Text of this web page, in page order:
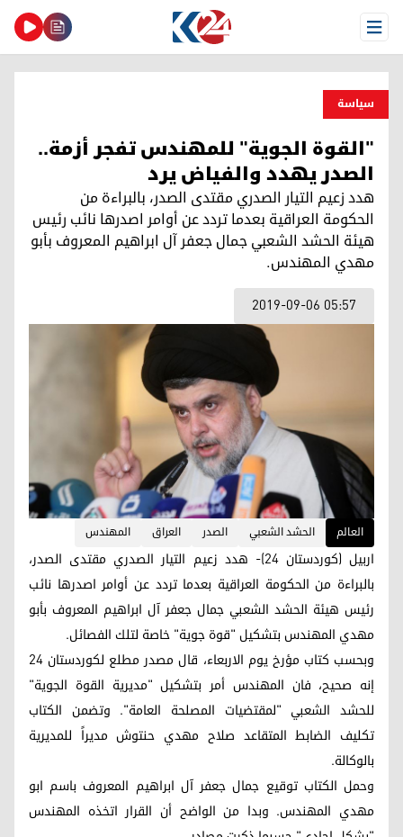
Open Menu
سیاسة
"القوة الجوية" للمهندس تفجر أزمة..
الصدر يهدد والفياض يرد
هدد زعيم التيار الصدري مقتدى الصدر، بالبراءة من
الحكومة العراقية بعدما تردد عن أوامر اصدرها نائب رئيس
هيئة الحشد الشعبي جمال جعفر آل ابراهيم المعروف بأبو
مهدي المهندس.
2019-09-06 05:57
العالم الحشد الشعبي الصدر العراق المهندس
اربيل (كوردستان 24)- هدد زعيم التيار الصدري مقتدى الصدر،
بالبراءة من الحكومة العراقية بعدما تردد عن أوامر اصدرها نائب
رئيس هيئة الحشد الشعبي جمال جعفر آل ابراهيم المعروف بأبو
مهدي المهندس بتشكيل "قوة جوية" خاصة لتلك الفصائل.
وبحسب كتاب مؤرخ يوم الاربعاء، قال مصدر مطلع لكوردستان 24
إنه صحيح، فان المهندس أمر بتشكيل "مديرية القوة الجوية"
للحشد الشعبي "لمقتضيات المصلحة العامة". وتضمن الكتاب
تكليف الضابط المتقاعد صلاح مهدي حنتوش مديراً للمديرية
بالوكالة.
وحمل الكتاب توقيع جمال جعفر آل ابراهيم المعروف باسم ابو
مهدي المهندس. وبدا من الواضح أن القرار اتخذه المهندس